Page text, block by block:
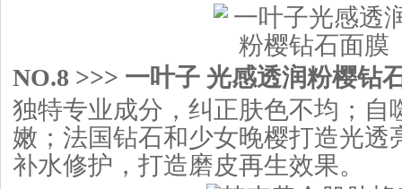
NO.8 >>> 一叶子 光感透润粉樱钻
独特专业成分，纠正肤色不均；自
嫩；法国钻石和少女晚樱打造光透
补水修护，打造磨皮再生效果。